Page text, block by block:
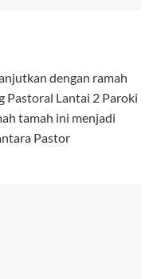
dengan ramah
Pastoral Lantai 2 Paroki
tamah ini menjadi
Pastor